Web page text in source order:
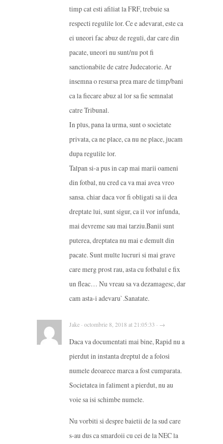
timp cat esti afiliat la FRF, trebuie sa
respecti regulile lor. Ce e adevarat, este ca
ei uneori fac abuz de reguli, dar care din
pacate, uneori nu sunt/nu pot fi
sanctionabile de catre Judecatorie. Ar
insemna o resursa prea mare de timp/bani
ca la fiecare abuz al lor sa fie semnalat
catre Tribunal.
In plus, pana la urma, sunt o societate
privata, ca ne place, ca nu ne place, jucam
dupa regulile lor.
Talpan si-a pus in cap mai marii oameni
din fotbal, nu cred ca va mai avea vreo
sansa. chiar daca vor fi obligati sa ii dea
dreptate lui, sunt sigur, ca il vor infunda,
mai devreme sau mai tarziu.Banii sunt
puterea, dreptatea nu mai e demult din
pacate. Sunt multe lucruri si mai grave
care merg prost rau, asta cu fotbalul e fix
un fleac… Nu vreau sa va dezamagesc, dar
cam asta-i adevaru`.Sanatate.
Jake · octombrie 8, 2018 at 21:05:33 · →
Daca va documentati mai bine, Rapid nu a
pierdut in instanta dreptul de a folosi
numele deoarece marca a fost cumparata.
Societatea in faliment a pierdut, nu au
voie sa isi schimbe numele.
Nu vorbiti si despre baietii de la sud care
s-au dus ca smardoii cu cei de la NEC la